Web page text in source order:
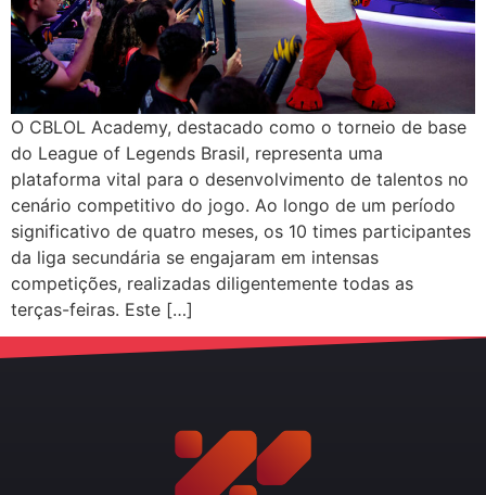
O CBLOL Academy, destacado como o torneio de base
do League of Legends Brasil, representa uma
plataforma vital para o desenvolvimento de talentos no
cenário competitivo do jogo. Ao longo de um período
significativo de quatro meses, os 10 times participantes
da liga secundária se engajaram em intensas
competições, realizadas diligentemente todas as
terças-feiras. Este […]